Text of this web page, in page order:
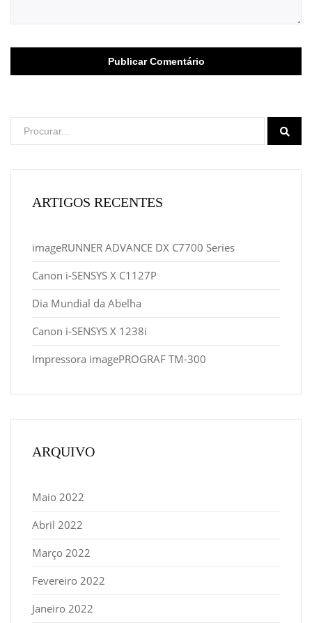
ARTIGOS RECENTES
imageRUNNER ADVANCE DX C7700 Series
Canon i-SENSYS X C1127P
Dia Mundial da Abelha
Canon i-SENSYS X 1238i
Impressora imagePROGRAF TM-300
ARQUIVO
Maio 2022
Abril 2022
Março 2022
Fevereiro 2022
Janeiro 2022